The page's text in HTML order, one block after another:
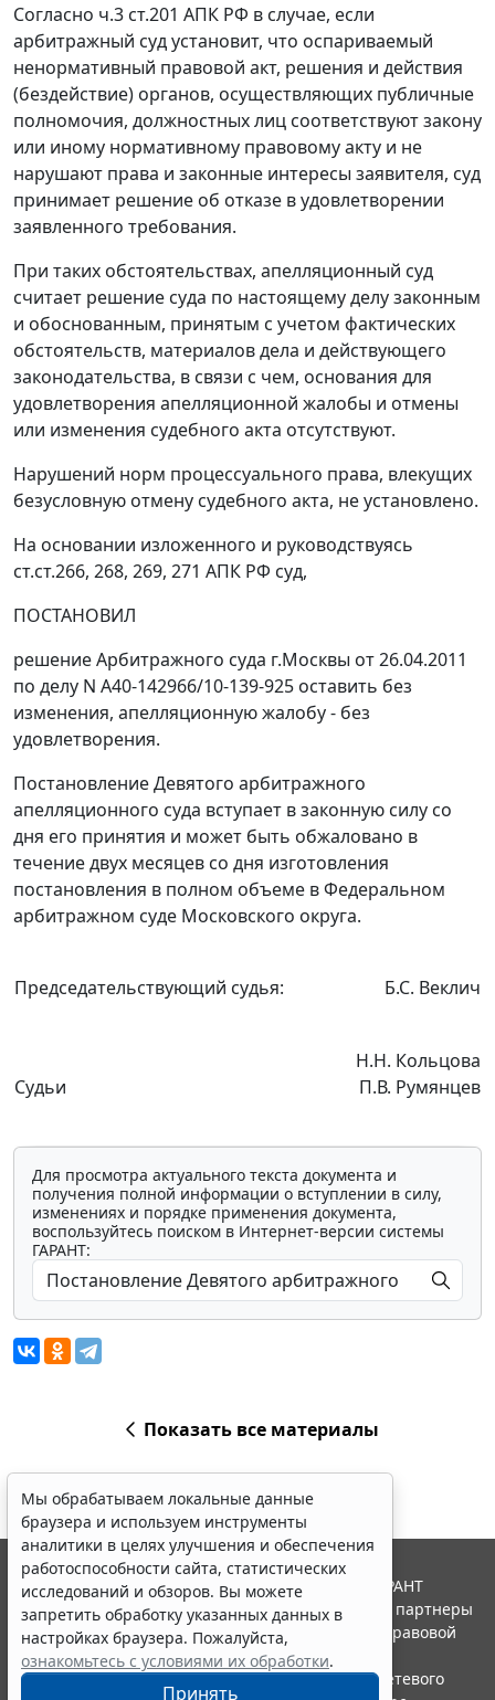
Согласно ч.3 ст.201 АПК РФ в случае, если
арбитражный суд установит, что оспариваемый
ненормативный правовой акт, решения и действия
(бездействие) органов, осуществляющих публичные
полномочия, должностных лиц соответствуют закону
или иному нормативному правовому акту и не
нарушают права и законные интересы заявителя, суд
принимает решение об отказе в удовлетворении
заявленного требования.
При таких обстоятельствах, апелляционный суд
считает решение суда по настоящему делу законным
и обоснованным, принятым с учетом фактических
обстоятельств, материалов дела и действующего
законодательства, в связи с чем, основания для
удовлетворения апелляционной жалобы и отмены
или изменения судебного акта отсутствуют.
Нарушений норм процессуального права, влекущих
безусловную отмену судебного акта, не установлено.
На основании изложенного и руководствуясь
ст.ст.266, 268, 269, 271 АПК РФ суд,
ПОСТАНОВИЛ
решение Арбитражного суда г.Москвы от 26.04.2011
по делу N А40-142966/10-139-925 оставить без
изменения, апелляционную жалобу - без
удовлетворения.
Постановление Девятого арбитражного
апелляционного суда вступает в законную силу со
дня его принятия и может быть обжаловано в
течение двух месяцев со дня изготовления
постановления в полном объеме в Федеральном
арбитражном суде Московского округа.
Председательствующий судья: Б.С. Веклич
Судьи
Н.Н. Кольцова
П.В. Румянцев
Для просмотра актуального текста документа и
получения полной информации о вступлении в силу,
изменениях и порядке применения документа,
воспользуйтесь поиском в Интернет-версии системы
ГАРАНТ:
Показать все материалы
Мы обрабатываем локальные данные
браузера и используем инструменты
аналитики в целях улучшения и обеспечения
работоспособности сайта, статистических
исследований и обзоров. Вы можете
запретить обработку указанных данных в
настройках браузера. Пожалуйста,
ознакомьтесь с условиями их обработки.
Принять
© ООО "НПП "ГАРАНТ-СЕРВИС", 2026. Система ГАРАНТ
выпускается с 1990 года. Компания "Гарант" и ее партнеры
являются участниками Российской ассоциации правовой
информации ГАРАНТ.
Портал ГАРАНТ.РУ зарегистрирован в качестве сетевого